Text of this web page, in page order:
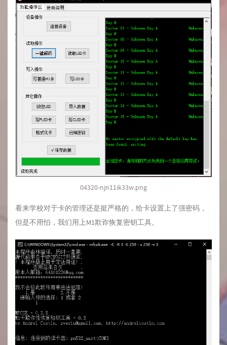
04320-njn11ik33w.png
看来学校对于卡的管理还是挺严格的，给卡设置上了强密码，
但是不用怕，我们用上M1欺诈恢复密钥工具。